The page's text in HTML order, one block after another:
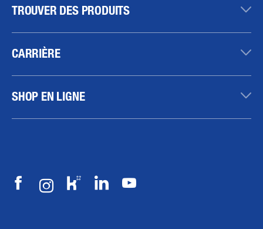
TROUVER DES PRODUITS
CARRIÈRE
SHOP EN LIGNE